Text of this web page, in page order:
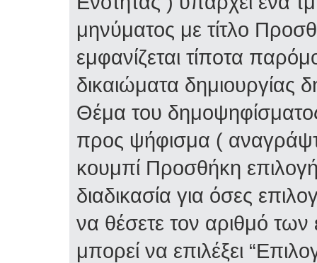
μηνύματος με τίτλο
εμφανίζεται τίποτα
δικαιώματα δημιουργίας
Θέμα του
προς ψήφισμα (
κουμπί Προσθήκη
διαδικασία για όσες
να θέσετε τον αριθμό
μπορεί να επιλέξει